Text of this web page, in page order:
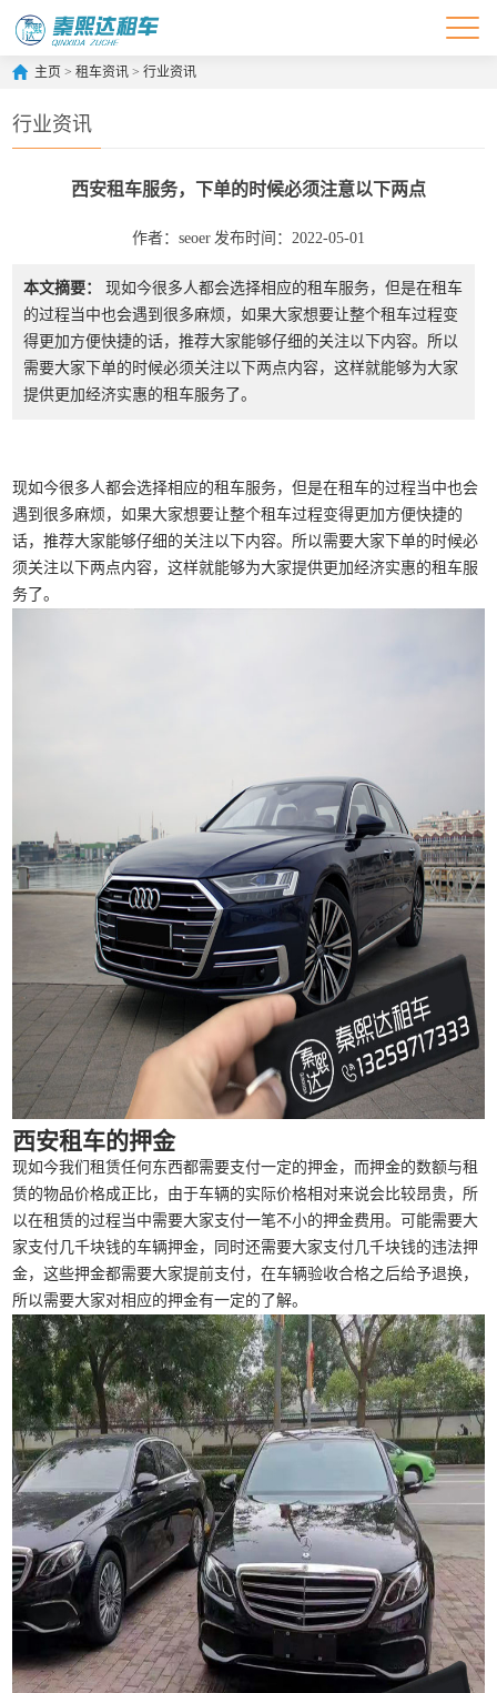
主页 >租车资讯 >行业资讯
行业资讯
西安租车服务，下单的时候必须注意以下两点
作者：seoer 发布时间：2022-05-01
本文摘要：
现如今很多人都会选择相应的租车服务，但是在租车
的过程当中也会遇到很多麻烦，如果大家想要让整个租车过程变
得更加方便快捷的话，推荐大家能够仔细的关注以下内容。所以
需要大家下单的时候必须关注以下两点内容，这样就能够为大家
提供更加经济实惠的租车服务了。
现如今很多人都会选择相应的租车服务，但是在租车的过程当中也会
遇到很多麻烦，如果大家想要让整个租车过程变得更加方便快捷的
话，推荐大家能够仔细的关注以下内容。所以需要大家下单的时候必
须关注以下两点内容，这样就能够为大家提供更加经济实惠的租车服
务了。
西安租车的押金
现如今我们租赁任何东西都需要支付一定的押金，而押金的数额与租
赁的物品价格成正比，由于车辆的实际价格相对来说会比较昂贵，所
以在租赁的过程当中需要大家支付一笔不小的押金费用。可能需要大
家支付几千块钱的车辆押金，同时还需要大家支付几千块钱的违法押
金，这些押金都需要大家提前支付，在车辆验收合格之后给予退换，
所以需要大家对相应的押金有一定的了解。